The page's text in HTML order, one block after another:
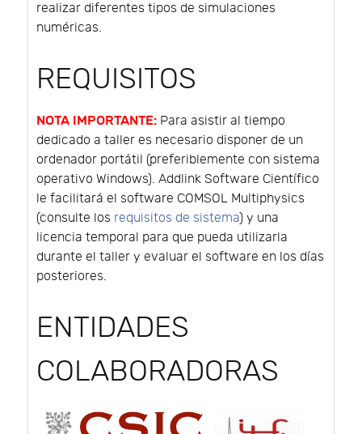
realizar diferentes tipos de simulaciones
numéricas.
REQUISITOS
NOTA IMPORTANTE: Para asistir al tiempo
dedicado a taller es necesario disponer de un
ordenador portátil (preferiblemente con sistema
operativo Windows). Addlink Software Científico
le facilitará el software COMSOL Multiphysics
(consulte los requisitos de sistema) y una
licencia temporal para que pueda utilizarla
durante el taller y evaluar el software en los días
posteriores.
ENTIDADES
COLABORADORAS